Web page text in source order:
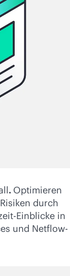
. Optimieren
durch
Einblicke in
und Netflow-